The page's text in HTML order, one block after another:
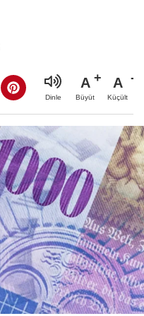
Dinle
A
Büyüt
A
Küçült